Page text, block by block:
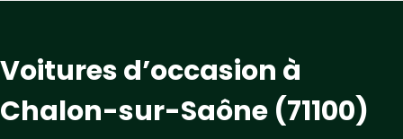
Voitures d’occasion à
Chalon-sur-Saône (71100)